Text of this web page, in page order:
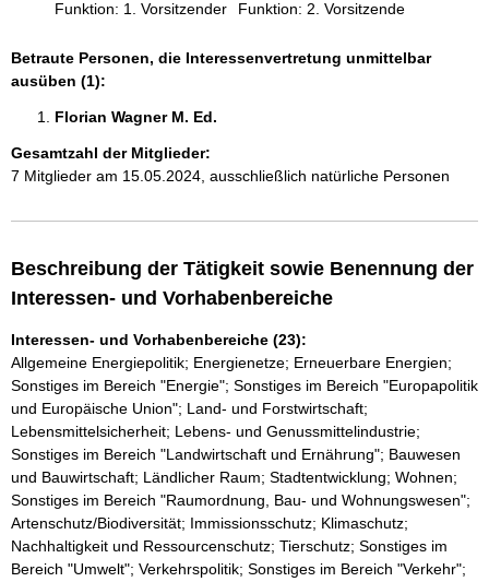
Funktion: 1. Vorsitzender Funktion: 2. Vorsitzende
Betraute Personen, die Interessenvertretung unmittelbar
ausüben (1):
Florian Wagner M. Ed.
Gesamtzahl der Mitglieder:
7 Mitglieder am 15.05.2024, ausschließlich natürliche Personen
Beschreibung der Tätigkeit sowie Benennung der
Interessen- und Vorhabenbereiche
Interessen- und Vorhabenbereiche (23):
Allgemeine Energiepolitik; Energienetze; Erneuerbare Energien;
Sonstiges im Bereich "Energie"; Sonstiges im Bereich "Europapolitik
und Europäische Union"; Land- und Forstwirtschaft;
Lebensmittelsicherheit; Lebens- und Genussmittelindustrie;
Sonstiges im Bereich "Landwirtschaft und Ernährung"; Bauwesen
und Bauwirtschaft; Ländlicher Raum; Stadtentwicklung; Wohnen;
Sonstiges im Bereich "Raumordnung, Bau- und Wohnungswesen";
Artenschutz/Biodiversität; Immissionsschutz; Klimaschutz;
Nachhaltigkeit und Ressourcenschutz; Tierschutz; Sonstiges im
Bereich "Umwelt"; Verkehrspolitik; Sonstiges im Bereich "Verkehr";